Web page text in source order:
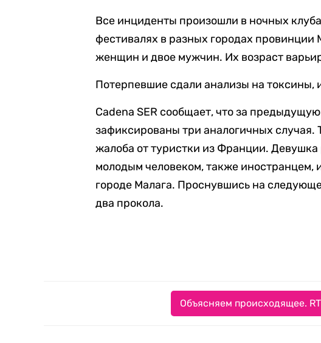
Все инциденты произошли в ночных
фестивалях в разных городах
женщин и двое мужчин. Их возраст
Потерпевшие сдали анализы на токсины,
Cadena SER сообщает, что за
зафиксированы три аналогичных случая.
жалоба от туристки из Франции. Девушка
молодым человеком, также иностранцем,
городе Малага. Проснувшись на
два прокола.
Объясняем происходящее.